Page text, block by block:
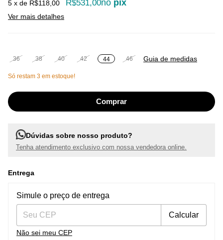
5 x de R$118,00 R$531,00no pix
Ver mais detalhes
36 38 40 42 44 46 Guia de medidas
Só restam 3 em estoque!
Dúvidas sobre nosso produto?
Tenha atendimento exclusivo com nossa vendedora online.
Entrega
Entregas para o CEP:
Simule o preço de entrega
Calcular
Não sei meu CEP